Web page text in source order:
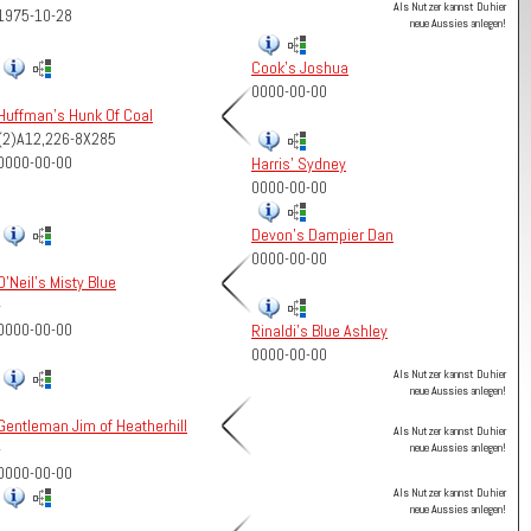
10-28
Als Nutzer kannst Du hier
neue Aussies anlegen!
Hunk Of Coal
8X285
00-00
Cook's Joshua
0000-00-00
Harris' Sydney
0000-00-00
Misty Blue
00-00
Devon's Dampier Dan
0000-00-00
Rinaldi's Blue Ashley
0000-00-00
Jim of Heatherhill
00-00
Als Nutzer kannst Du hier
neue Aussies anlegen!
Als Nutzer kannst Du hier
neue Aussies anlegen!
Als Nutzer kannst Du hier
neue Aussies anlegen!